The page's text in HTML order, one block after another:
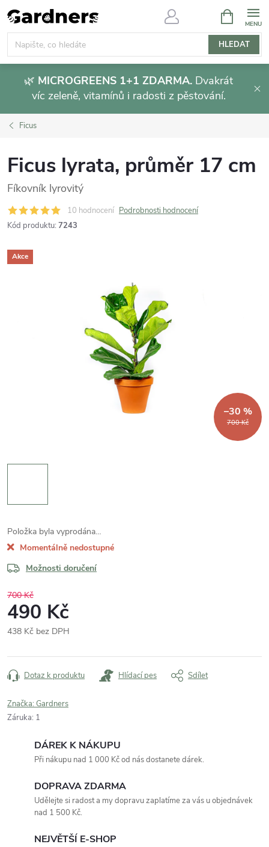
Přejít
na
obsah
HLEDAT
NÁKUPNÍ
KOŠÍK
🌿 MICROGREENS 1+1 ZDARMA. Dvakrát
víc zeleně, vitamínů i radosti z pěstování.
Ficus
Ficus lyrata, průměr 17 cm
Fíkovník lyrovitý
10 hodnocení Podrobnosti hodnocení
Kód produktu: 7243
Akce
700 Kč
–30 %
Položka byla vyprodána…
Momentálně nedostupné
Možnosti doručení
700 Kč
490 Kč
438 Kč bez DPH
cena:
Dotaz k produktu Hlídací pes Sdílet
Značka: Gardners
Záruka: 1
DÁREK K NÁKUPU
Při nákupu nad 1 000 Kč od nás dostanete dárek.
DOPRAVA ZDARMA
Udělejte si radost a my dopravu zaplatíme za vás u objednávek
nad 1 500 Kč.
NEJVĚTŠÍ E-SHOP